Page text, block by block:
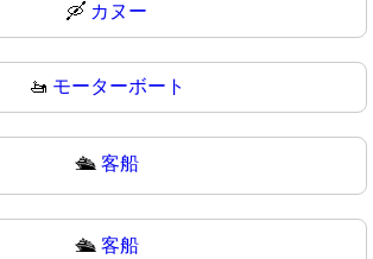
🛶 カヌー
🚤 モーターボート
🛳️ 客船
🛳 客船